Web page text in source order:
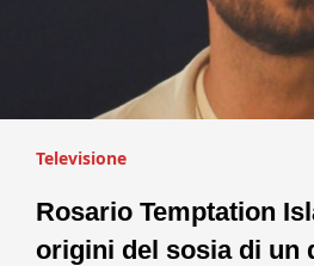
Televisione
Rosario Temptation
origini del sosia di un